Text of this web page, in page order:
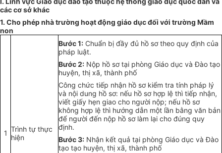
các cơ sở khác
1. Cho phép nhà trường hoạt động giáo dục đối với trường Mầm
non
1 Trình tự thực
hiện
Bước 1: Chuẩn bị đầy đủ hồ sơ theo quy định của
pháp luật.
Bước 2: Nộp hồ sơ tại phòng Giáo dục và Đào tạo
huyện, thị xã, thành phố
Công chức tiếp nhận hồ sơ kiểm tra tính pháp lý
và nội dung hồ sơ: nếu hồ sơ hợp lệ thì tiếp nhận,
viết giấy hẹn giao cho người nộp; nếu hồ sơ
không hợp lệ thì hướng dẫn một lần bằng văn bản
để người đến nộp hồ sơ làm lại cho đúng quy
định.
Bước 3: Nhận kết quả tại phòng Giáo dục và Đào
tạo tạo huyện, thị xã, thành phố